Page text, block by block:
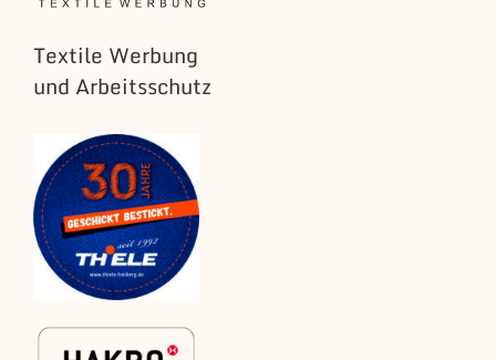
Textile Werbung
und Arbeitsschutz